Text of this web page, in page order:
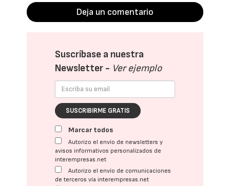
Deja un comentario
Suscríbase a nuestra
Newsletter - Ver ejemplo
SUSCRIBIRME GRATIS
Marcar todos
Autorizo el envío de newsletters y
avisos informativos personalizados de
interempresas.net
Autorizo el envío de comunicaciones
de terceros vía interempresas.net